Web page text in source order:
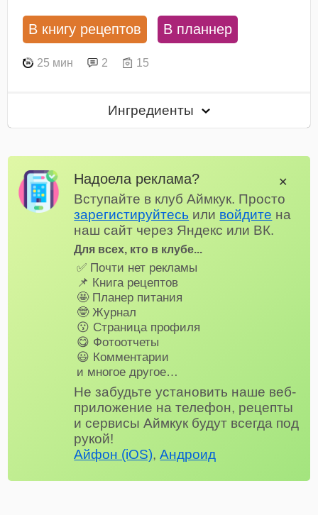
В книгу рецептов В планнер
25 мин 2 15
Ингредиенты
Надоела реклама?
Вступайте в клуб Аймкук. Просто
зарегистируйтесь или войдите на
наш сайт через Яндекс или ВК.
Для всех, кто в клубе...
✅ Почти нет рекламы
📌 Книга рецептов
🤩 Планер питания
🤓 Журнал
😗 Страница профиля
😋 Фотоотчеты
😃 Комментарии
и многое другое…
Не забудьте установить наше веб-
приложение на телефон, рецепты
и сервисы Аймкук будут всегда под
рукой!
Айфон (iOS),Андроид
✕